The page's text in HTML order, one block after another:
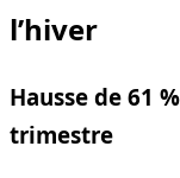
l’hiver
Hausse de 61
trimestre